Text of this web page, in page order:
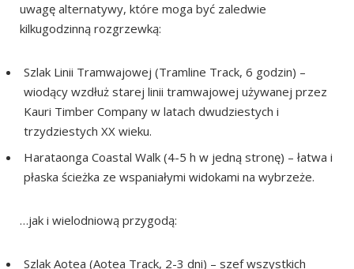
uwagę alternatywy, które moga być zaledwie
kilkugodzinną rozgrzewką:
Szlak Linii Tramwajowej (Tramline Track, 6 godzin) –
wiodący wzdłuż starej linii tramwajowej używanej przez
Kauri Timber Company w latach dwudziestych i
trzydziestych XX wieku.
Harataonga Coastal Walk (4-5 h w jedną stronę) – łatwa i
płaska ścieżka ze wspaniałymi widokami na wybrzeże.
…jak i wielodniową przygodą:
Szlak Aotea (Aotea Track, 2-3 dni) – szef wszystkich